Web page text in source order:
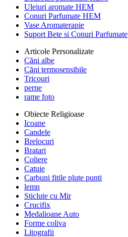
Uleiuri aromate HEM
Conuri Parfumate HEM
Vase Aromaterapie
Suport Bete si Conuri Parfumate
Articole Personalizate
Căni albe
Căni termosensibile
Tricouri
perne
rame foto
Obiecte Religioase
Icoane
Candele
Brelocuri
Bratari
Coliere
Catuie
Carbuni fitile plute punti
lemn
Sticlute cu Mir
Crucifix
Medalioane Auto
Forme coliva
Litografii